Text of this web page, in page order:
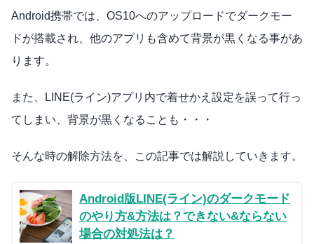
Android携帯では、OS10へのアップロードでダークモー
ドが搭載され、他のアプリも含めて背景が黒くなる事があ
ります。
また、LINE(ライン)アプリ内で着せかえ設定を誤って行っ
てしまい、背景が黒くなることも・・・
そんな時の解除方法を、この記事では解説していきます。
Android版LINE(ライン)のダークモード
のやり方&方法は？できない&ならない
場合の対処法は？